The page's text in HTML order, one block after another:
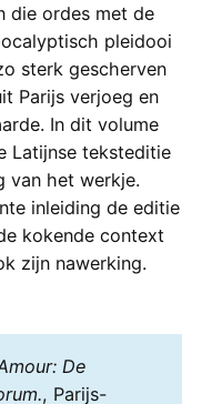
die ordes met de
pleidooi
sterk gescherven
Parijs verjoeg en
In dit volume
Latijnse teksteditie
van het werkje.
inleiding de editie
kokende context
zijn nawerking.
De
, Parijs-